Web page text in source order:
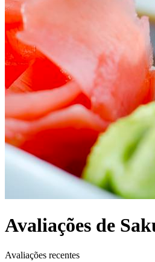
Avaliações de
Avaliações recentes